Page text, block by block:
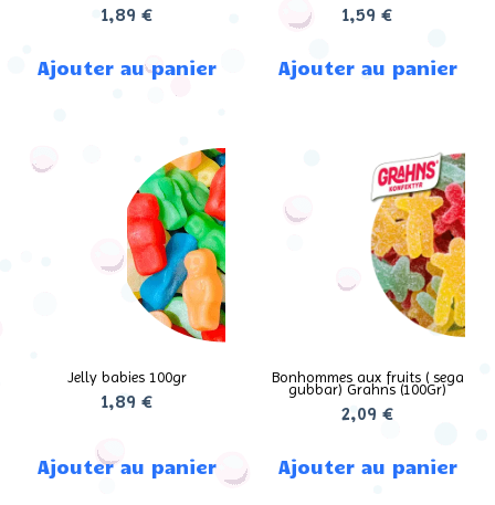
1,89€
Ajouter au panier
1,59€
Ajouter au panier
Jelly babies 100gr
1,89€
Ajouter au panier
Bonhommes aux fruits ( sega
gubbar) Grahns (100Gr)
2,09€
Ajouter au panier